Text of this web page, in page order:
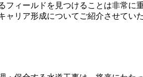
ィールドを見つけることは非常に重
リア形成についてご紹介させていた